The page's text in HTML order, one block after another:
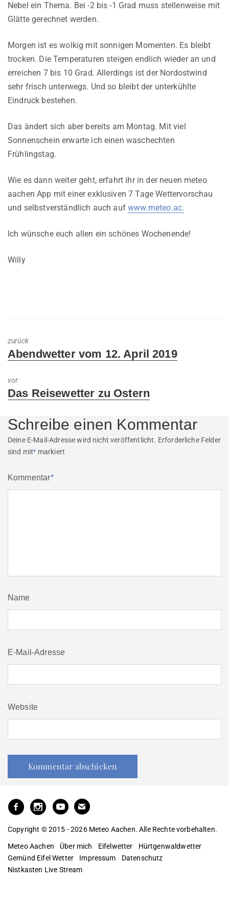
Nebel ein Thema. Bei -2 bis -1 Grad muss stellenweise mit
Glätte gerechnet werden.
Morgen ist es wolkig mit sonnigen Momenten. Es bleibt
trocken. Die Temperaturen steigen endlich wieder an und
erreichen 7 bis 10 Grad. Allerdings ist der Nordostwind
sehr frisch unterwegs. Und so bleibt der unterkühlte
Eindruck bestehen.
Das ändert sich aber bereits am Montag. Mit viel
Sonnenschein erwarte ich einen waschechten
Frühlingstag.
Wie es dann weiter geht, erfahrt ihr in der neuen meteo
aachen App mit einer exklusiven 7 Tage Wettervorschau
und selbstverständlich auch aufwww.meteo.ac.
Ich wünsche euch allen ein schönes Wochenende!
Willy
zurück
Previous
Abendwetter vom 12. April 2019
vor
Next
Das Reisewetter zu Ostern
Schreibe einen Kommentar
Deine E-Mail-Adresse wird nicht veröffentlicht. Erforderliche Felder
sind mit* markiert
Kommentar*
Name
E-Mail-Adresse
Website
Copyright © 2015 - 2026 Meteo Aachen. Alle Rechte vorbehalten.
Meteo Aachen Über mich Eifelwetter
Hürtgenwaldwetter
Gemünd Eifel Wetter
Impressum
Datenschutz
Nistkasten Live Stream